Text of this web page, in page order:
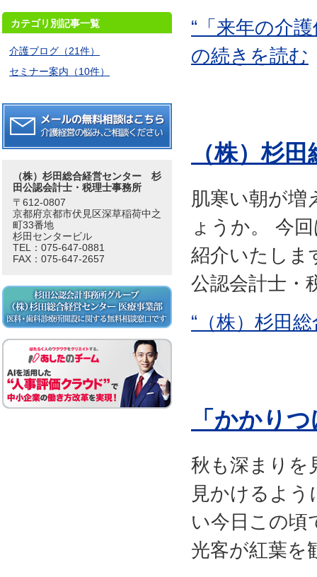
“「来年の介
の続きを読む
（株）杉
肌寒い朝が
ょうか。 今
紹介いたしま
公認会計士・
“（株）杉田
「かかり
秋も深まりを
見かけるよ
い今日この頃
光客が紅葉を
カテゴリ別記事一覧
介護ブログ（21件）
セミナー案内（10件）
（株）杉田総合経営センター 杉
田公認会計士・税理士事務所
〒612-0807
京都府京都市伏見区深草稲荷中之
町33番地
杉田センタービル
TEL：075-647-0881
FAX：075-647-2657